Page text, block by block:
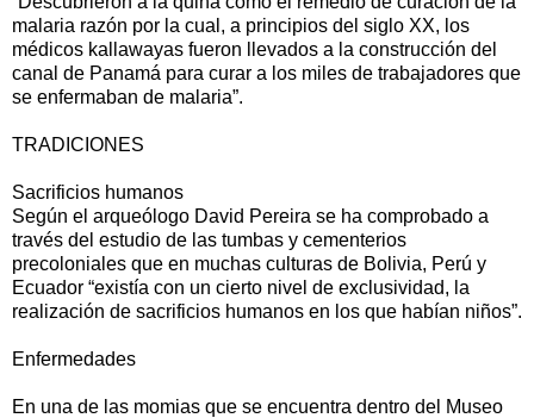
malaria razón por la cual, a principios del siglo XX, los
médicos kallawayas fueron llevados a la construcción del
canal de Panamá para curar a los miles de trabajadores que
se enfermaban de malaria”.
TRADICIONES
Sacrificios humanos
Según el arqueólogo David Pereira se ha comprobado a
través del estudio de las tumbas y cementerios
precoloniales que en muchas culturas de Bolivia, Perú y
Ecuador “existía con un cierto nivel de exclusividad, la
realización de sacrificios humanos en los que habían niños”.
Enfermedades
En una de las momias que se encuentra dentro del Museo